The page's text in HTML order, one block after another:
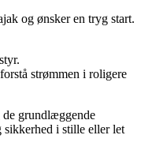
og ønsker en tryg start.
strømmen i roligere
grundlæggende
i stille eller let